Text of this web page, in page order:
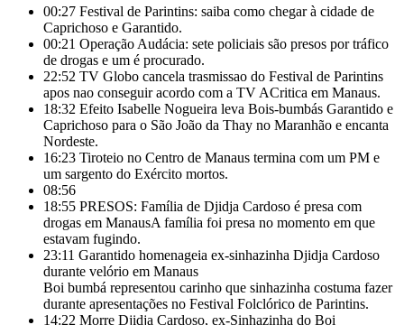
00:27 Festival de Parintins: saiba como chegar à cidade de
Caprichoso e Garantido.
00:21 Operação Audácia: sete policiais são presos por tráfico
de drogas e um é procurado.
22:52 TV Globo cancela trasmissao do Festival de Parintins
apos nao conseguir acordo com a TV ACritica em Manaus.
18:32 Efeito Isabelle Nogueira leva Bois-bumbás Garantido e
Caprichoso para o São João da Thay no Maranhão e encanta
Nordeste.
16:23 Tiroteio no Centro de Manaus termina com um PM e
um sargento do Exército mortos.
08:56
18:55 PRESOS: Família de Djidja Cardoso é presa com
drogas em ManausA família foi presa no momento em que
estavam fugindo.
23:11 Garantido homenageia ex-sinhazinha Djidja Cardoso
durante velório em Manaus
Boi bumbá representou carinho que sinhazinha costuma fazer
durante apresentações no Festival Folclórico de Parintins.
14:22 Morre Djidja Cardoso, ex-Sinhazinha do Boi